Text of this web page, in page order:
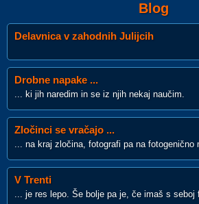
Blog
Delavnica v zahodnih Julijcih
Drobne napake ...
... ki jih naredim in se iz njih nekaj naučim.
Zločinci se vračajo ...
... na kraj zločina, fotografi pa na fotogenično
V Trenti
... je res lepo. Še bolje pa je, če imaš s seboj